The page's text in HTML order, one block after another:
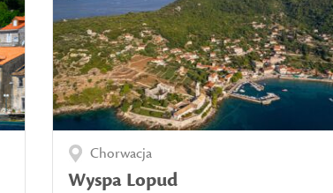
Chorwacja
Wyspa Lopud